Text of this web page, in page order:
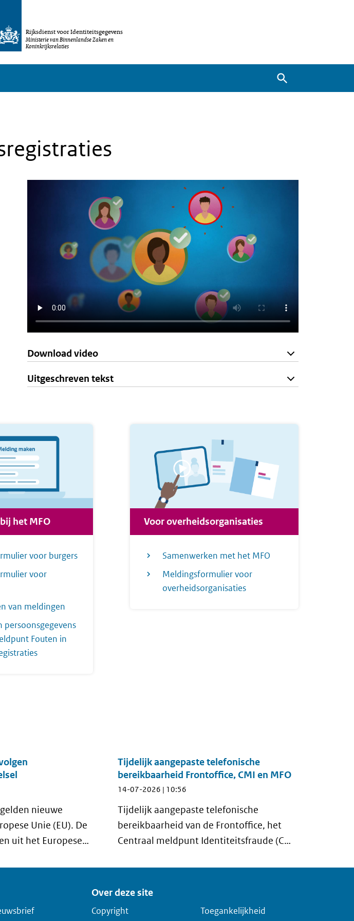
Rijksdienst voor Identiteitsgegevens
Ministerie van Binnenlandse Zaken en
Koninkrijksrelaties
Zoeken
Download video
Uitgeschreven tekst
het MFO
voor burgers
voor
van meldingen
persoonsgegevens
Fouten in
Voor overheidsorganisaties
Samenwerken met het MFO
Meldingsformulier voor
overheidsorganisaties
nieuwe
Unie (EU). De
uit het Europese
kortere
daar asiel aan te
Tijdelijk aangepaste telefonische
bereikbaarheid Frontoffice, CMI en MFO
14-07-2026 | 10:56
Tijdelijk aangepaste telefonische
bereikbaarheid van de Frontoffice, het
Centraal meldpunt Identiteitsfraude (CMI)
Overheidsregistraties (MFO)
Over deze site
Copyright
Toegankelijkheid